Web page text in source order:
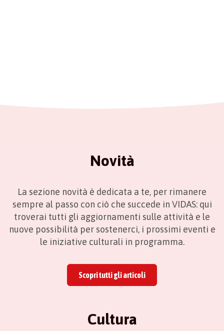
Novità
La sezione novità è dedicata a te, per rimanere
sempre al passo con ciò che succede in VIDAS: qui
troverai tutti gli aggiornamenti sulle attività e le
nuove possibilità per sostenerci, i prossimi eventi e
le iniziative culturali in programma.
Scopri tutti gli articoli
Cultura